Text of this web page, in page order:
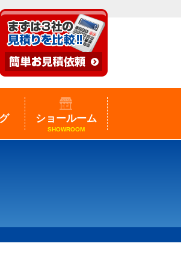
ショールーム
SHOWROOM